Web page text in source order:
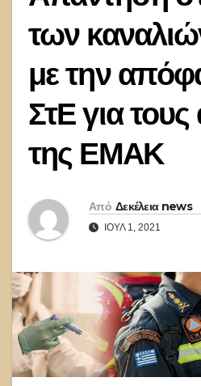
των
με την
ΣτΕ για
της ΕΜΑΚ
Από Δεκέλεια news
ΙΟΎΛ 1, 2021